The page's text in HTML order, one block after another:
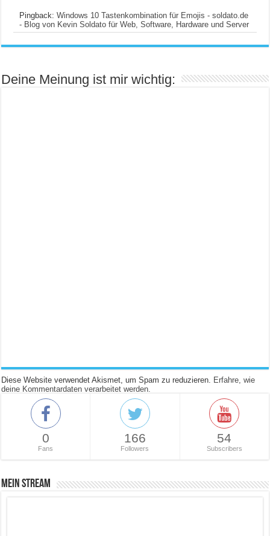
Pingback:Windows 10 Tastenkombination für Emojis - soldato.de
- Blog von Kevin Soldato für Web, Software, Hardware und Server
Deine Meinung ist mir wichtig:
Diese Website verwendet Akismet, um Spam zu reduzieren.
Erfahre, wie
deine Kommentardaten verarbeitet werden.
0
Fans
166
Followers
54
Subscribers
Mein Stream